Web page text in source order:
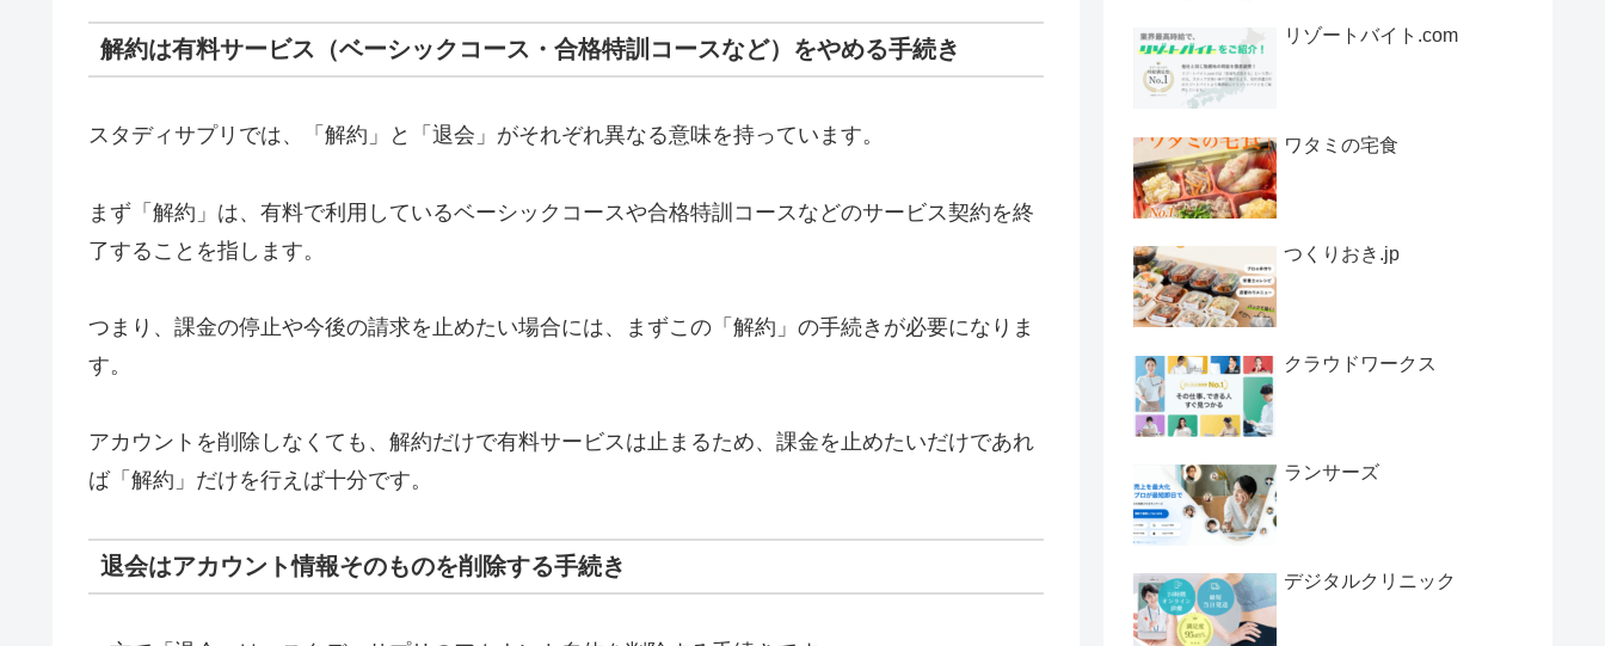
解約は有料サービス（ベーシックコース・合格特訓コースなど）をやめる手続き
スタディサプリでは、「解約」と「退会」がそれぞれ異なる意味を持っています。
まず「解約」は、有料で利用しているベーシックコースや合格特訓コースなどのサービス契約を終
了することを指します。
つまり、課金の停止や今後の請求を止めたい場合には、まずこの「解約」の手続きが必要になりま
す。
アカウントを削除しなくても、解約だけで有料サービスは止まるため、課金を止めたいだけであれ
ば「解約」だけを行えば十分です。
退会はアカウント情報そのものを削除する手続き
リゾートバイト.com
ワタミの宅食
つくりおき.jp
クラウドワークス
ランサーズ
デジタルクリニック